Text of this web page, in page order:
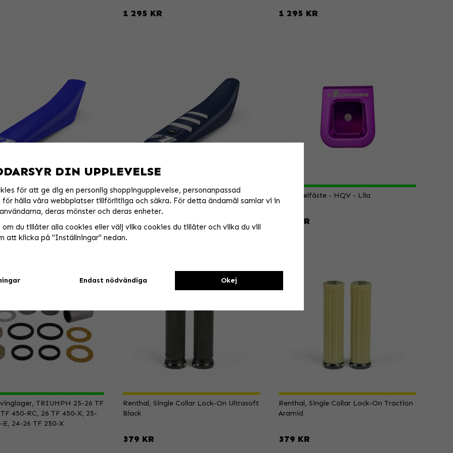
1 295 KR 1 295 KR
ORIGINAL V2
- Blå
Onegripper LIGHT RIB MINI
Sadelöverdrag - Mörk Blå/Vit
#1 Sadelfäste - HQV - Lila
295 KR
TRIUMPH 25-26 TF
450-RC, 26 TF 450-X, 25-
E, 24-26 TF 250-X
Renthal, Single Collar Lock-On Ultrasoft
Black
379 KR
Renthal, Single Collar Lock-On Traction
Aramid
379 KR
DIN UPPLEVELSE
för att ge dig en personlig shoppingupplevelse, personanpassad
för hålla våra webbplatser tillförlitliga och säkra. För detta ändamål samlar vi in
deras mönster och deras enheter.
du tillåter alla cookies eller välj vilka cookies du tillåter och vilka du vill
att klicka på "Inställningar" nedan.
Endast nödvändiga Okej